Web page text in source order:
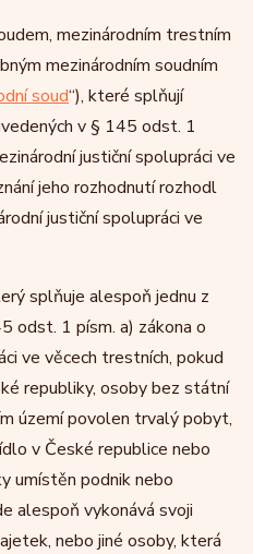
mezinárodním trestním
mezinárodním soudním
soud“), které splňují
v § 145 odst. 1
justiční spolupráci ve
jeho rozhodnutí rozhodl
justiční spolupráci ve
splňuje alespoň jednu z
odst. 1 písm. a) zákona o
ve věcech trestních, pokud
republiky, osoby bez státní
území povolen trvalý pobyt,
v České republice nebo
umístěn podnik nebo
alespoň vykonává svoji
nebo jiné osoby, která